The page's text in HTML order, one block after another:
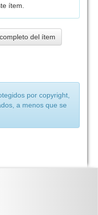
ítem.
del ítem
por copyright,
a menos que se